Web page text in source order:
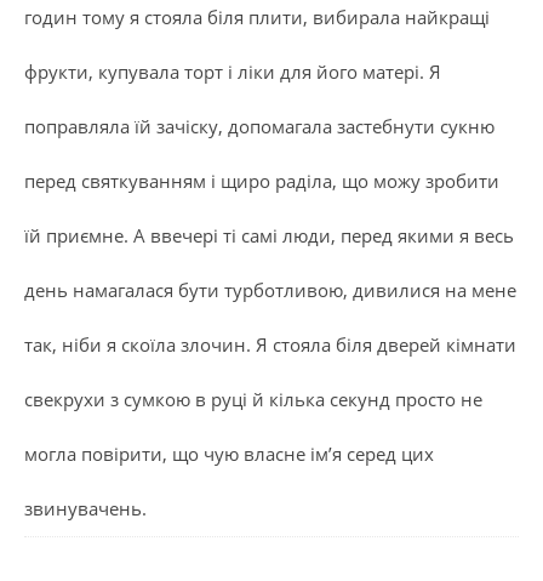
годин тому я стояла біля плити, вибирала найкращі
фрукти, купувала торт і ліки для його матері. Я
поправляла їй зачіску, допомагала застебнути сукню
перед святкуванням і щиро раділа, що можу зробити
їй приємне. А ввечері ті самі люди, перед якими я весь
день намагалася бути турботливою, дивилися на мене
так, ніби я скоїла злочин. Я стояла біля дверей кімнати
свекрухи з сумкою в руці й кілька секунд просто не
могла повірити, що чую власне ім’я серед цих
звинувачень.